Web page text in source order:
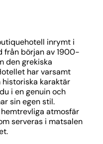
inrymt i
från början av 1900-
den grekiska
har varsamt
historiska karaktär
i en genuin och
sin egen stil.
atmosfär
serveras i matsalen